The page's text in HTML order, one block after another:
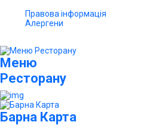
Правова інформація
Алергени
Меню
Ресторану
Барна Карта